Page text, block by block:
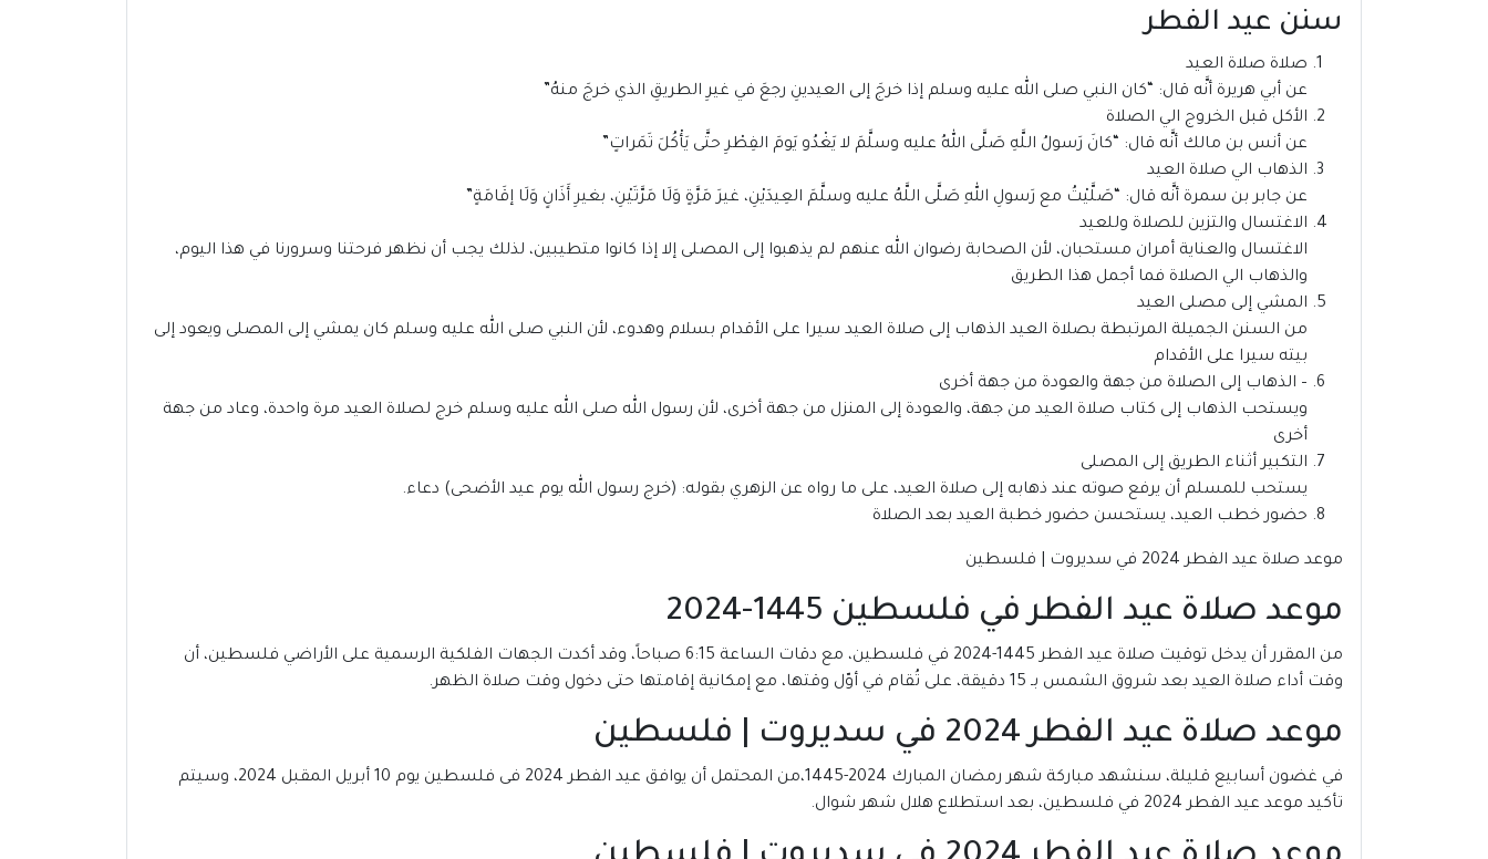
سنن عيد الفطر
صلاة صلاة العيد
عن أبي هريرة أنَّه قال: “كان النبي صلى الله عليه وسلم إذا خرجَ إلى العيدينِ رجعَ في غيرِ الطريقِ الذي خرجَ منهُ”
الأكل قبل الخروج الي الصلاة
عن أنس بن مالك أنَّه قال: “كانَ رَسولُ اللَّهِ صَلَّى اللهُ عليه وسلَّمَ لا يَغْدُو يَومَ الفِطْرِ حتَّى يَأْكُلَ تَمَراتٍ”
الذهاب الي صلاة العيد
عن جابر بن سمرة أنَّه قال: “صَلَّيْتُ مع رَسولِ اللهِ صَلَّى اللَّهُ عليه وسلَّمَ العِيدَيْنِ، غيرَ مَرَّةٍ وَلَا مَرَّتَيْنِ، بغيرِ أَذَانٍ وَلَا إقَامَةٍ”
الاغتسال والتزين للصلاة وللعيد
الاغتسال والعناية أمران مستحبان، لأن الصحابة رضوان الله عنهم لم يذهبوا إلى المصلى إلا إذا كانوا متطيبين، لذلك يجب أن نظهر فرحتنا وسرورنا في هذا اليوم،
والذهاب الي الصلاة فما أجمل هذا الطريق
المشي إلى مصلى العيد
من السنن الجميلة المرتبطة بصلاة العيد الذهاب إلى صلاة العيد سيرا على الأقدام بسلام وهدوء، لأن النبي صلى الله عليه وسلم كان يمشي إلى المصلى ويعود إلى
بيته سيرا على الأقدام
– الذهاب إلى الصلاة من جهة والعودة من جهة أخرى
ويستحب الذهاب إلى كتاب صلاة العيد من جهة، والعودة إلى المنزل من جهة أخرى، لأن رسول الله صلى الله عليه وسلم خرج لصلاة العيد مرة واحدة، وعاد من جهة
أخرى
التكبير أثناء الطريق إلى المصلى
يستحب للمسلم أن يرفع صوته عند ذهابه إلى صلاة العيد، على ما رواه عن الزهري بقوله: (خرج رسول الله يوم عيد الأضحى) دعاء.
حضور خطب العيد، يستحسن حضور خطبة العيد بعد الصلاة
موعد صلاة عيد الفطر 2024 في سديروت | فلسطين
موعد صلاة عيد الفطر في فلسطين 1445-2024
من المقرر أن يدخل توقيت صلاة عيد الفطر 1445-2024 في فلسطين، مع دقات الساعة 6:15 صباحاً، وقد أكدت الجهات الفلكية الرسمية على الأراضي فلسطين، أن
وقت أداء صلاة العيد بعد شروق الشمس بـ 15 دقيقة، على تُقام في أوّل وقتها، مع إمكانية إقامتها حتى دخول وقت صلاة الظهر.
موعد صلاة عيد الفطر 2024 في سديروت | فلسطين
في غضون أسابيع قليلة، سنشهد مباركة شهر رمضان المبارك 2024-1445،من المحتمل أن يوافق عيد الفطر 2024 فى فلسطين يوم 10 أبريل المقبل 2024، وسيتم
تأكيد موعد عيد الفطر 2024 في فلسطين، بعد استطلاع هلال شهر شوال.